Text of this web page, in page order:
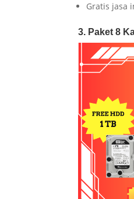
Gratis jasa
3. Paket 8